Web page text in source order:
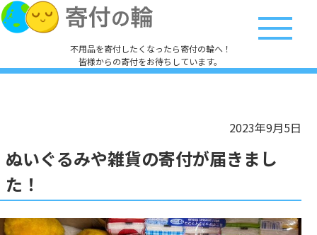
不用品を寄付したくなったら寄付の輪へ！
皆様からの寄付をお待ちしています。
2023年9月5日
ぬいぐるみや雑貨の寄付が届きまし
た！